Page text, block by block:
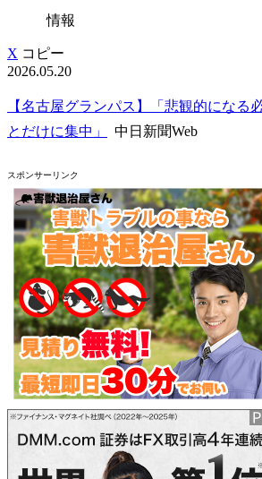
情報
X コピー
2026.05.20
【名古屋グランパス】「悲観的にな
とだけに集中」
中日新聞Web
スポンサーリンク